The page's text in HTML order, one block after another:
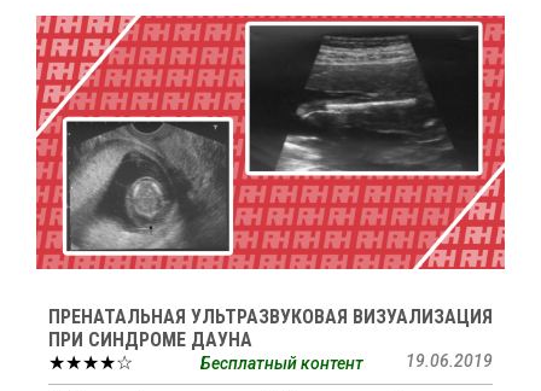
ПРЕНАТАЛЬНАЯ УЛЬТРАЗВУКОВАЯ ВИЗУАЛИЗАЦИЯ
ПРИ СИНДРОМЕ ДАУНА
★★★★☆
19.06.2019
Бесплатный контент